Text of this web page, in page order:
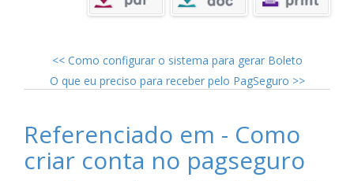
<< Como configurar o sistema para gerar Boleto
O que eu preciso para receber pelo PagSeguro >>
Referenciado em - Como
criar conta no pagseguro